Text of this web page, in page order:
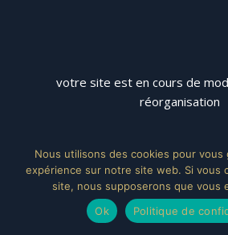
votre site est en cours de modification et de
réorganisation
Mentions Légales| © 2026, Mister
Nous utilisons des cookies pour vous
expérience sur notre site web. Si vous
site, nous supposerons que vous
Ok
Politique de